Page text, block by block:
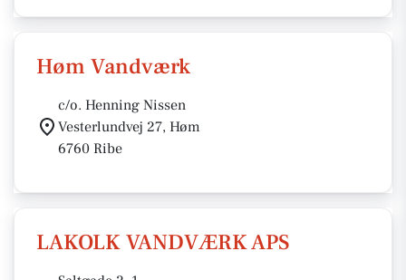
Høm Vandværk
c/o. Henning Nissen
Vesterlundvej 27, Høm
6760 Ribe
LAKOLK VANDVÆRK APS